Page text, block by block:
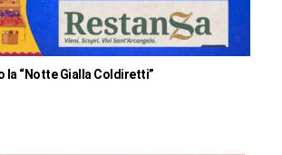
la “Notte Gialla Coldiretti”